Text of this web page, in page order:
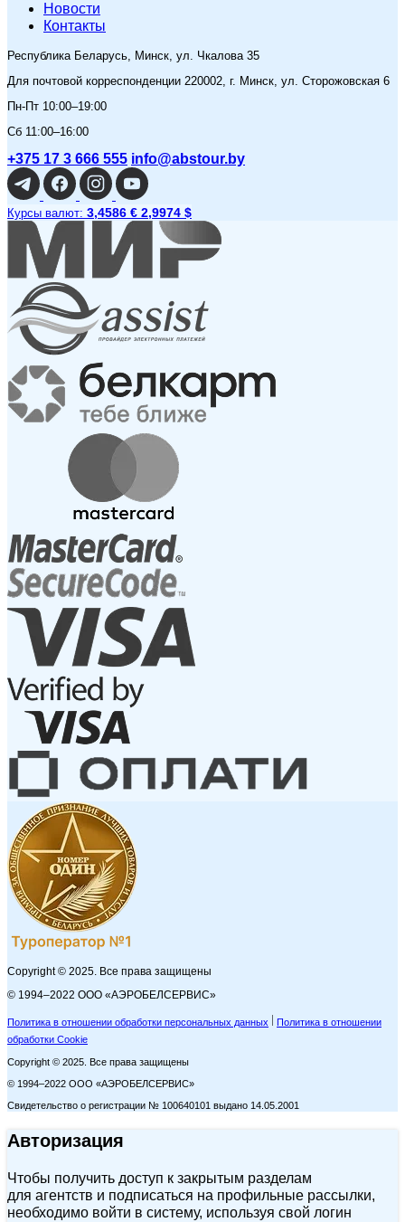
Новости
Контакты
Республика Беларусь, Минск, ул. Чкалова 35
Для почтовой корреспонденции 220002, г. Минск, ул. Сторожовская 6
Пн-Пт 10:00–19:00
Сб 11:00–16:00
+375 17 3 666 555 info@abstour.by
Курсы валют: 3,4586 € 2,9974 $
Copyright © 2025. Все права защищены
© 1994–2022 ООО «АЭРОБЕЛСЕРВИС»
Политика в отношении обработки персональных данных
Политика в отношении
обработки Cookie
Copyright © 2025. Все права защищены
© 1994–2022 ООО «АЭРОБЕЛСЕРВИС»
Свидетельство о регистрации № 100640101 выдано 14.05.2001
Авторизация
Чтобы получить доступ к закрытым разделам
для агентств и подписаться на профильные рассылки,
необходимо войти в систему, используя свой логин